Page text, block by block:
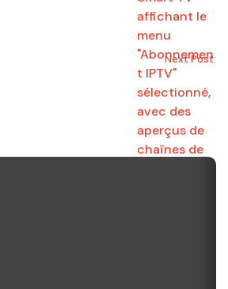
Next Post: